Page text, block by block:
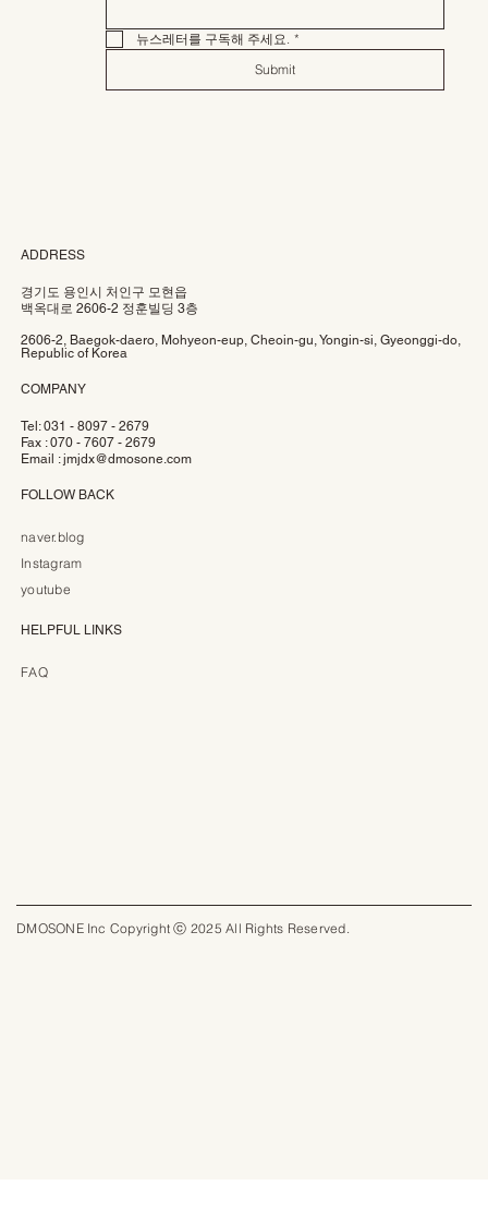
뉴스레터를 구독해 주세요. *
Submit
ADDRESS
경기도 용인시 처인구 모현읍
백옥대로 2606-2 정훈빌딩 3층
2606-2, Baegok-daero, Mohyeon-eup, Cheoin-gu, Yongin-si, Gyeonggi-do,
Republic of Korea
COMPANY
Tel: 031 - 8097 - 2679
Fax : 070 - 7607 - 2679
Email :jmjdx@dmosone.com
FOLLOW BACK
naver.blog
Instagram
youtube
HELPFUL LINKS
FAQ
DMOSONE Inc Copyright ⓒ 2025 All Rights Reserved.​